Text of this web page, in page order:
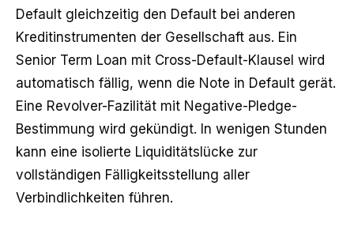
Default gleichzeitig den Default bei anderen
Kreditinstrumenten der Gesellschaft aus. Ein
Senior Term Loan mit Cross-Default-Klausel wird
automatisch fällig, wenn die Note in Default gerät.
Eine Revolver-Fazilität mit Negative-Pledge-
Bestimmung wird gekündigt. In wenigen Stunden
kann eine isolierte Liquiditätslücke zur
vollständigen Fälligkeitsstellung aller
Verbindlichkeiten führen.